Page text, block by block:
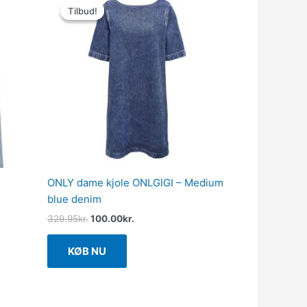
Tilbud!
Tilbud!
ONLY dame kjole ONLGIGI – Medium
blue denim
329.95kr.
oprindelige
pris
var:
329.95kr..
100.00kr.
aktuelle
pris
er:
100.00kr..
KØB NU